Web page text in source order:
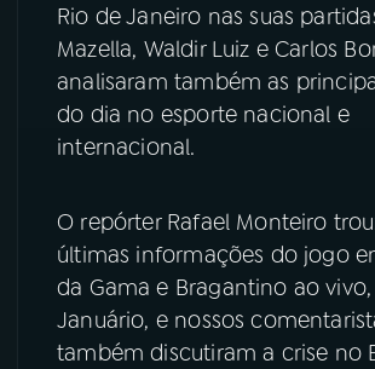
06 VIDEOCASTS
ACOMPANHE A RÁDIO NACIONAL
YouTube Facebook
Rio de Janeiro nas suas
Mazella, Waldir Luiz e Carlos
analisaram também as
do dia no esporte nacional e
internacional.
O repórter Rafael Monteiro
últimas informações do jogo
da Gama e Bragantino ao
Januário, e nossos
também discutiram a crise no